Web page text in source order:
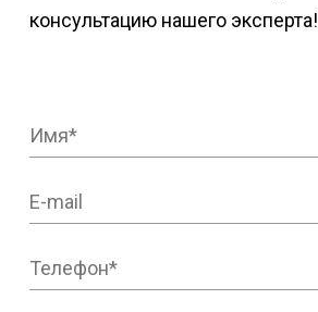
консультацию нашего эксперта!